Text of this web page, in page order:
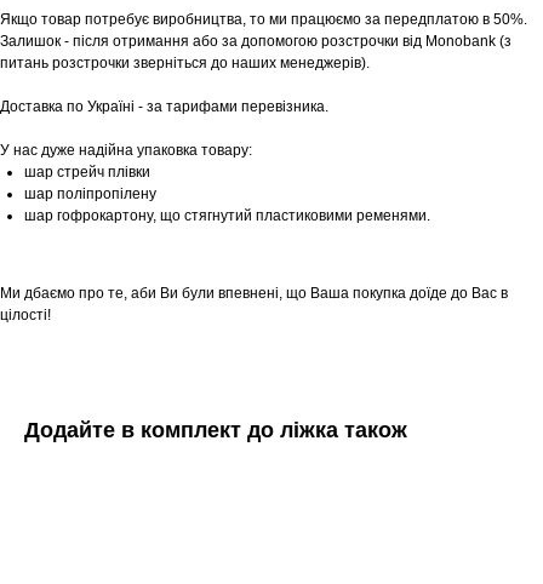
Якщо товар потребує виробництва, то ми працюємо за передплатою в 50%.
Залишок - після отримання або за допомогою розстрочки від Monobank (з
питань розстрочки зверніться до наших менеджерів).
Доставка по Україні - за тарифами перевізника.
У нас дуже надійна упаковка товару:
шар стрейч плівки
шар поліпропілену
шар гофрокартону, що стягнутий пластиковими ременями.
Ми дбаємо про те, аби Ви були впевнені, що Ваша покупка доїде до Вас в
цілості!
Додайте в комплект до ліжка також